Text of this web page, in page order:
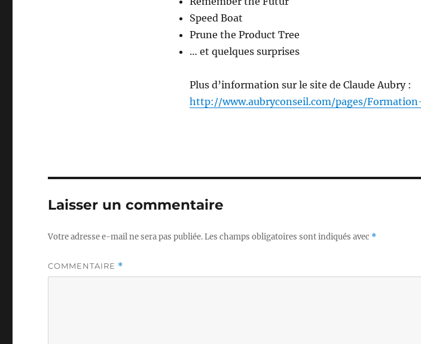
Speed Boat
Prune the Product Tree
… et quelques surprises
Plus d’information sur le site de Claude Aubry :
http://www.aubryconseil.com/pages/
Laisser un commentaire
Votre adresse e-mail ne sera pas publiée.Les champs obligatoires sont indiqués avec *
COMMENTAIRE *